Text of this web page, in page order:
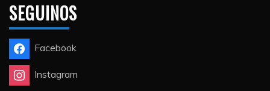
SEGUINOS
Facebook
Instagram